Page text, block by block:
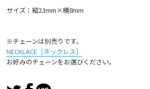
サイズ：縦23mm×横8mm
※チェーンは別売りです。
NECKLACE［ネックレス］
お好みのチェーンをお選びください。